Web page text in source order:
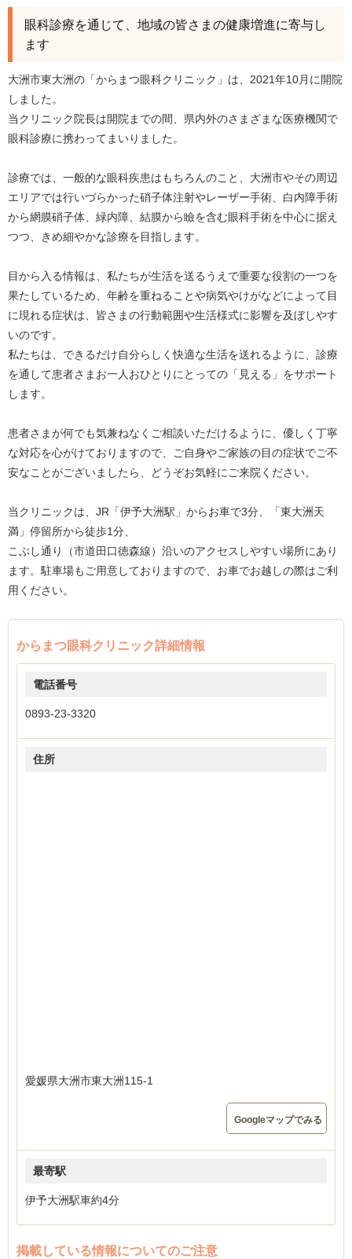
眼科診療を通じて、地域の皆さまの健康増進に寄与し
ます
大洲市東大洲の「からまつ眼科クリニック」は、2021年10月に開院
しました。
当クリニック院長は開院までの間、県内外のさまざまな医療機関で
眼科診療に携わってまいりました。
診療では、一般的な眼科疾患はもちろんのこと、大洲市やその周辺
エリアでは行いづらかった硝子体注射やレーザー手術、白内障手術
から網膜硝子体、緑内障、結膜から瞼を含む眼科手術を中心に据え
つつ、きめ細やかな診療を目指します。
目から入る情報は、私たちが生活を送るうえで重要な役割の一つを
果たしているため、年齢を重ねることや病気やけがなどによって目
に現れる症状は、皆さまの行動範囲や生活様式に影響を及ぼしやす
いのです。
私たちは、できるだけ自分らしく快適な生活を送れるように、診療
を通して患者さまお一人おひとりにとっての「見える」をサポート
します。
患者さまが何でも気兼ねなくご相談いただけるように、優しく丁寧
な対応を心がけておりますので、ご自身やご家族の目の症状でご不
安なことがございましたら、どうぞお気軽にご来院ください。
当クリニックは、JR「伊予大洲駅」からお車で3分、「東大洲天
満」停留所から徒歩1分、
こぶし通り（市道田口徳森線）沿いのアクセスしやすい場所にあり
ます。駐車場もご用意しておりますので、お車でお越しの際はご利
用ください。
からまつ眼科クリニック詳細情報
電話番号
0893-23-3320
住所
愛媛県大洲市東大洲115-1
Googleマップでみる
最寄駅
伊予大洲駅車約4分
掲載している情報についてのご注意